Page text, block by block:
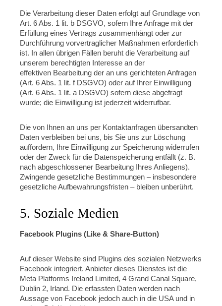
Die Verarbeitung dieser Daten erfolgt auf Grundlage von
Art. 6 Abs. 1 lit. b DSGVO, sofern Ihre Anfrage mit der
Erfüllung eines Vertrags zusammenhängt oder zur
Durchführung vorvertraglicher Maßnahmen erforderlich
ist. In allen übrigen Fällen beruht die Verarbeitung auf
unserem berechtigten Interesse an der
effektiven Bearbeitung der an uns gerichteten Anfragen
(Art. 6 Abs. 1 lit. f DSGVO) oder auf Ihrer Einwilligung
(Art. 6 Abs. 1 lit. a DSGVO) sofern diese abgefragt
wurde; die Einwilligung ist jederzeit widerrufbar.
Die von Ihnen an uns per Kontaktanfragen übersandten
Daten verbleiben bei uns, bis Sie uns zur Löschung
auffordern, Ihre Einwilligung zur Speicherung widerrufen
oder der Zweck für die Datenspeicherung entfällt (z. B.
nach abgeschlossener Bearbeitung Ihres Anliegens).
Zwingende gesetzliche Bestimmungen – insbesondere
gesetzliche Aufbewahrungsfristen – bleiben unberührt.
5. Soziale Medien
Facebook Plugins (Like & Share-Button)
Auf dieser Website sind Plugins des sozialen Netzwerks
Facebook integriert. Anbieter dieses Dienstes ist die
Meta Platforms Ireland Limited, 4 Grand Canal Square,
Dublin 2, Irland. Die erfassten Daten werden nach
Aussage von Facebook jedoch auch in die USA und in